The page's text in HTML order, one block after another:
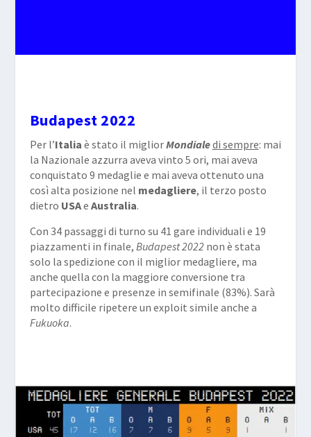
Budapest 2022
Per l’Italia è stato il migliorMondialedi sempre: mai
la Nazionale azzurra aveva vinto 5 ori, mai aveva
conquistato 9 medaglie e mai aveva ottenuto una
così alta posizione nel medagliere, il terzo posto
dietro USAe Australia.
Con 34 passaggi di turno su 41 gare individuali e 19
piazzamenti in finale, Budapest 2022non è stata
solo la spedizione con il miglior medagliere, ma
anche quella con la maggiore conversione tra
partecipazione e presenze in semifinale (83%). Sarà
molto difficile ripetere un exploit simile anche a
Fukuoka.